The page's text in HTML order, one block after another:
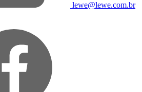
lewe@lewe.com.br